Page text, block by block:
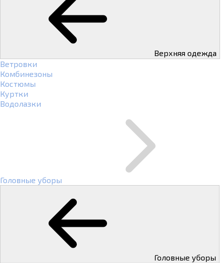
Верхняя одежда
Ветровки
Комбинезоны
Костюмы
Куртки
Водолазки
Головные уборы
Головные уборы